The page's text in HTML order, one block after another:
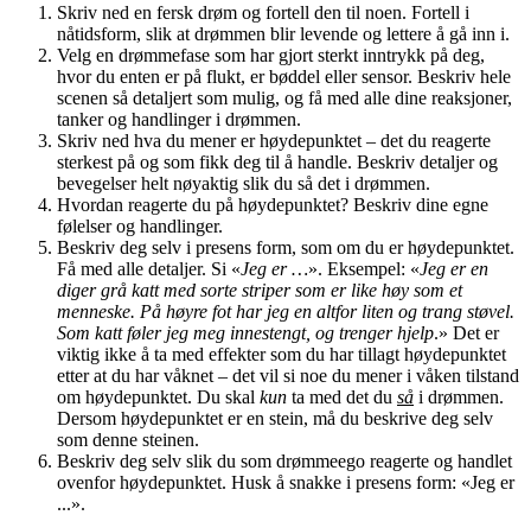
Skriv ned en fersk drøm og fortell den til noen. Fortell i
nåtidsform, slik at drømmen blir levende og lettere å gå inn i.
Velg en drømmefase som har gjort sterkt inntrykk på deg,
hvor du enten er på flukt, er bøddel eller sensor. Beskriv hele
scenen så detaljert som mulig, og få med alle dine reaksjoner,
tanker og handlinger i drømmen.
Skriv ned hva du mener er høydepunktet – det du reagerte
sterkest på og som fikk deg til å handle. Beskriv detaljer og
bevegelser helt nøyaktig slik du så det i drømmen.
Hvordan reagerte du på høydepunktet? Beskriv dine egne
følelser og handlinger.
Beskriv deg selv i presens form, som om du er høydepunktet.
Få med alle detaljer. Si «Jeg er …». Eksempel: «Jeg er en
diger grå katt med sorte striper som er like høy som et
menneske. På høyre fot har jeg en altfor liten og trang støvel.
Som katt føler jeg meg innestengt, og trenger hjelp.» Det er
viktig ikke å ta med effekter som du har tillagt høydepunktet
etter at du har våknet – det vil si noe du mener i våken tilstand
om høydepunktet. Du skal kun ta med det du så i drømmen.
Dersom høydepunktet er en stein, må du beskrive deg selv
som denne steinen.
Beskriv deg selv slik du som drømmeego reagerte og handlet
ovenfor høydepunktet. Husk å snakke i presens form: «Jeg er
...».